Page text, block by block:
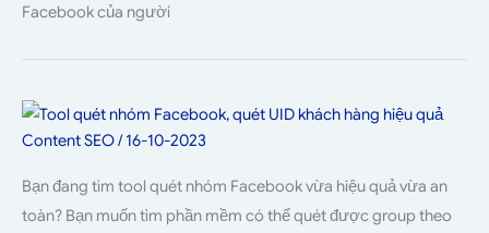
Facebook của người
Content SEO/16-10-2023
Bạn đang tìm tool quét nhóm Facebook vừa hiệu quả vừa an
toàn? Bạn muốn tìm phần mềm có thể quét được group theo